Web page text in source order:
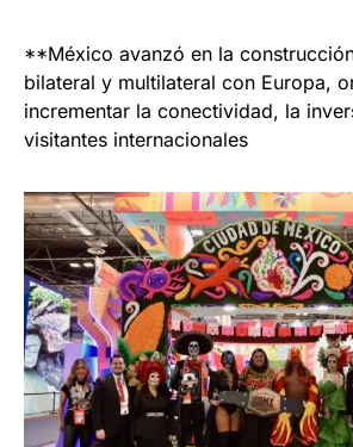
**México avanzó en la
bilateral y multilateral con Europa,
incrementar la conectividad, la
visitantes internacionales